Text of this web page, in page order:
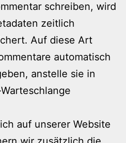
schreiben, wird
zeitlich
Auf diese Art
automatisch
anstelle sie in
auf unserer Website